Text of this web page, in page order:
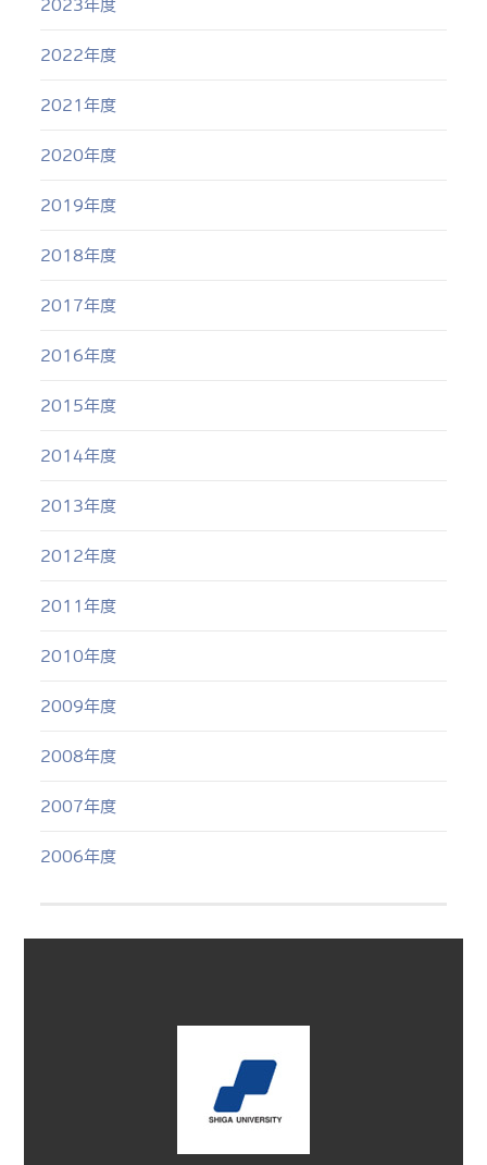
2023年度
2022年度
2021年度
2020年度
2019年度
2018年度
2017年度
2016年度
2015年度
2014年度
2013年度
2012年度
2011年度
2010年度
2009年度
2008年度
2007年度
2006年度